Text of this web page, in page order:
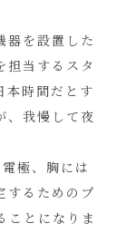
器を設置した
担当するスタ
本時間だとす
、我慢して夜
極、胸には
するためのプ
ことになりま